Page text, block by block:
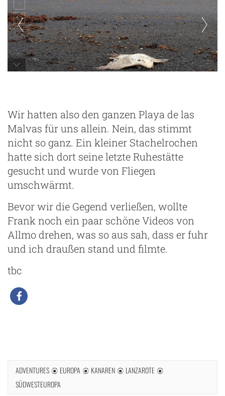
Wir hatten also den ganzen Playa de las
Malvas für uns allein. Nein, das stimmt
nicht so ganz. Ein kleiner Stachelrochen
hatte sich dort seine letzte Ruhestätte
gesucht und wurde von Fliegen
umschwärmt.
Bevor wir die Gegend verließen, wollte
Frank noch ein paar schöne Videos von
Allmo drehen, was so aus sah, dass er fuhr
und ich draußen stand und filmte.
tbc
ADVENTURES EUROPA KANAREN
LANZAROTE
SÜDWESTEUROPA